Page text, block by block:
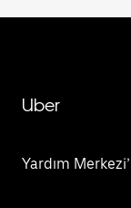
Uber
Yardım